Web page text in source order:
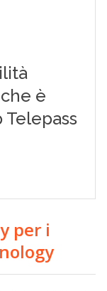
per i